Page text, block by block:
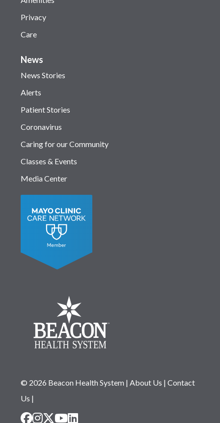
Privacy
Care
News
News Stories
Alerts
Patient Stories
Coronavirus
Caring for our Community
Classes & Events
Media Center
© 2026 Beacon Health System| About Us | Contact
Us |